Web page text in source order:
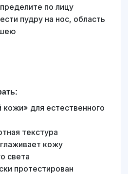
по лицу
пудру на нос, область
для естественного
текстура
кожу
света
протестирован